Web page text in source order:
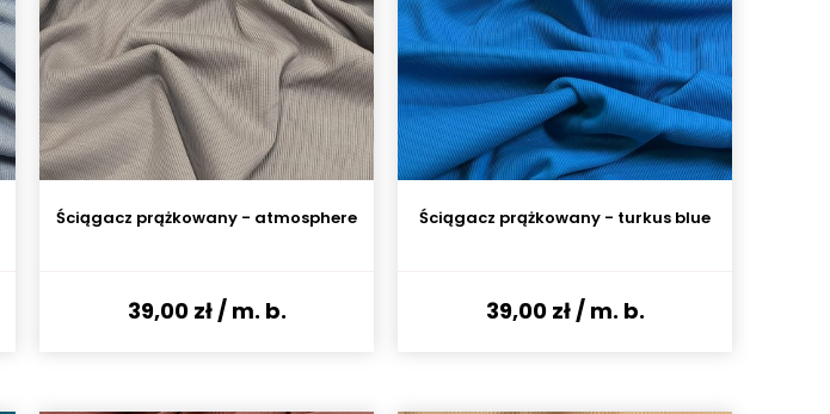
Ściągacz prążkowany - atmosphere
39,00 zł/ m. b.
Ściągacz prążkowany - turkus blue
39,00 zł/ m. b.